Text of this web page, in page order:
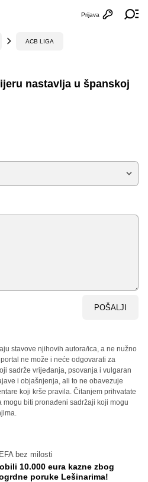
Otvori
Prijava
ACB LIGA
nastavlja u španskoj
POŠALJI
stavove njihovih autora/ica, a ne nužno
ne može i neće odgovarati za
sadrže vrijeđanja, psovanja i vulgaran
i objašnjenja, ali to ne obavezuje
koji krše pravila. Čitanjem prihvatate
mogu biti pronađeni sadržaji koji mogu
bez milosti
10.000 eura kazne zbog
poruke Lešinarima!